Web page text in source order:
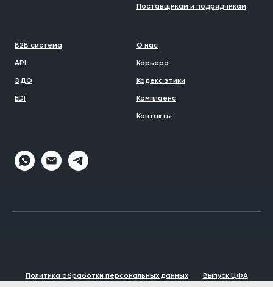
Поставщикам и подрядчикам
B2B система
API
ЭДО
EDI
О нас
Карьера
Кодекс этики
Комплаенс
Контакты
Политика обработки персональных данных
Выпуск ЦФА